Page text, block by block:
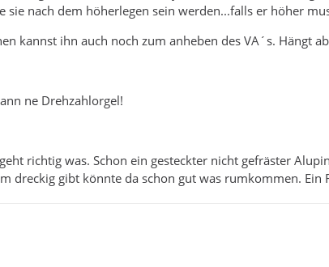
sie nach dem höherlegen sein werden...falls er höher
kannst ihn auch noch zum anheben des VA´s. Hängt
ne Drehzahlorgel!
richtig was. Schon ein gesteckter nicht gefräster
dreckig gibt könnte da schon gut was rumkommen.